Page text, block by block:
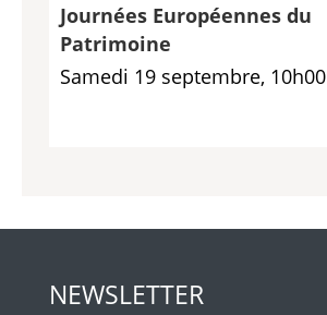
Journées Européennes du
Patrimoine
Samedi 19 septembre, 10h00
NEWSLETTER